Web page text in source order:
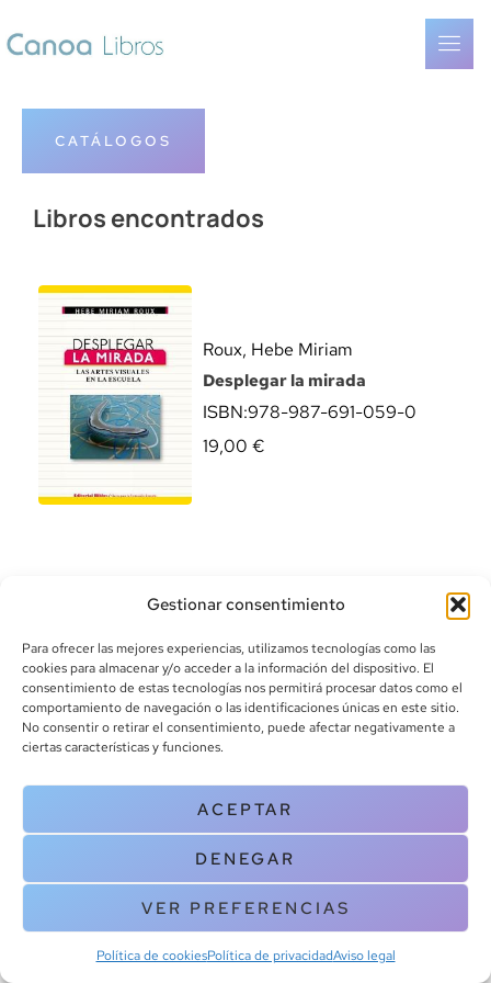
Gestionar consentimiento
Para ofrecer las mejores experiencias, utilizamos tecnologías como las
cookies para almacenar y/o acceder a la información del dispositivo. El
consentimiento de estas tecnologías nos permitirá procesar datos como el
comportamiento de navegación o las identificaciones únicas en este sitio.
No consentir o retirar el consentimiento, puede afectar negativamente a
ciertas características y funciones.
ACEPTAR
DENEGAR
VER PREFERENCIAS
Política de cookiesPolítica de privacidadAviso legal
CATÁLOGOS
Libros encontrados
Roux, Hebe Miriam
Desplegar la mirada
ISBN:978-987-691-059-0
19,00 €
info@canoalibros.com
pedidos@canoalibros.com
+34 934 242 391
CONTACTO
Copyright © 2025 Canoa Libros. All Rights Reserved |
cookies
| Aviso legal